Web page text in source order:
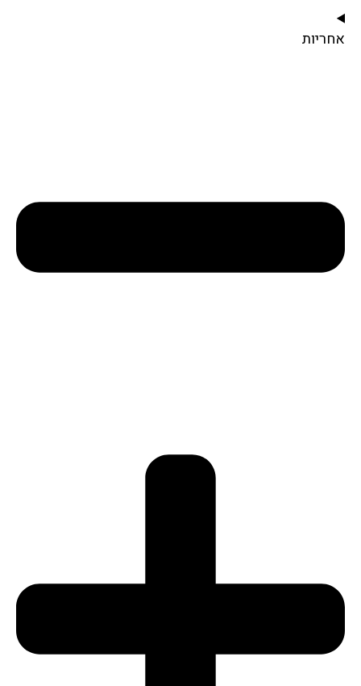
אחריות